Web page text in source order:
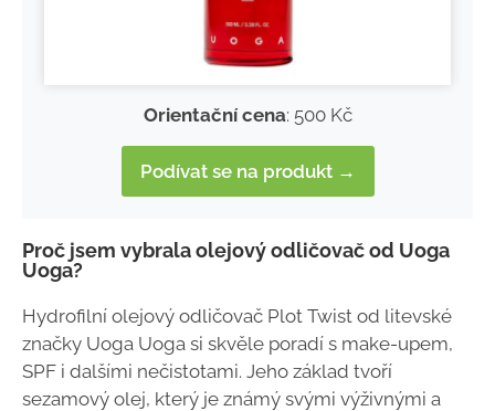
Orientační cena: 500 Kč
Podívat se na produkt →
Proč jsem vybrala olejový odličovač od Uoga
Uoga?
Hydrofilní olejový odličovač Plot Twist od litevské
značky Uoga Uoga si skvěle poradí s make-upem,
SPF i dalšími nečistotami. Jeho základ tvoří
sezamový olej, který je známý svými výživnými a